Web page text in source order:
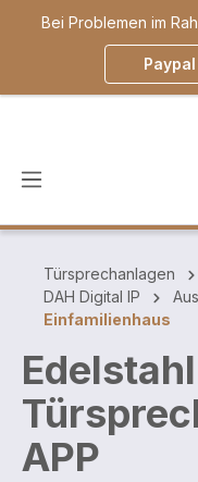
springen
Bei Problemen im
Türsprechanlagen
DAH Digital IP
Einfamilienhaus
APP